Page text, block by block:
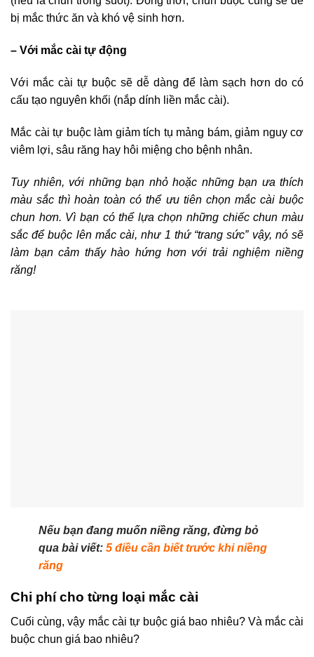
bị mắc thức ăn và khó vệ sinh hơn.
– Với mắc cài tự động
Với mắc cài tự buộc sẽ dễ dàng để làm sạch hơn do có
cấu tạo nguyên khối (nắp dính liền mắc cài).
Mắc cài tự buộc làm giảm tích tụ mảng bám, giảm nguy cơ
viêm lợi, sâu răng hay hôi miệng cho bệnh nhân.
Tuy nhiên, với những bạn nhỏ hoặc những bạn ưa thích
màu sắc thì hoàn toàn có thể ưu tiên chọn mắc cài buộc
chun hơn. Vì bạn có thể lựa chọn những chiếc chun màu
sắc để buộc lên mắc cài, như 1 thứ “trang sức” vậy, nó sẽ
làm bạn cảm thấy hào hứng hơn với trải nghiệm niềng
răng!
Nếu bạn đang muốn niềng răng, đừng bỏ
qua bài viết: 5 điều cần biết trước khi niềng
răng
Chi phí cho từng loại mắc cài
Cuối cùng, vậy mắc cài tự buộc giá bao nhiêu? Và mắc cài
buộc chun giá bao nhiêu?